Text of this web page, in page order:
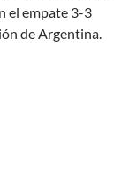
el empate 3-3
de Argentina.